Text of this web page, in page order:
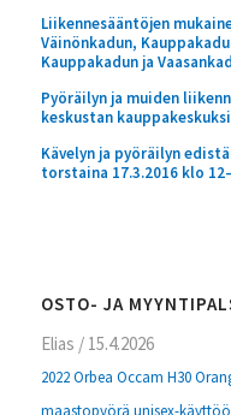
Liikennesääntöjen
Väinönkadun,
Kauppakadun ja
Pyöräilyn ja muiden
keskustan
Kävelyn ja pyöräilyn
torstaina 17.3.2016 klo
OSTO- JA
Elias / 15.4.2026
2022 Orbea Occam H30